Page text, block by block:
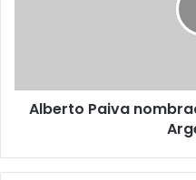
Alberto Paiva